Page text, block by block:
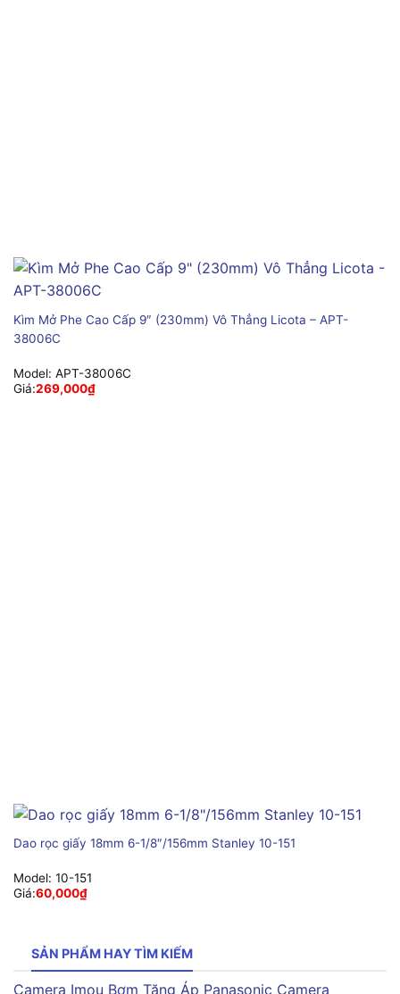
Kìm Mở Phe Cao Cấp 9″ (230mm) Vô Thẳng Licota – APT-
38006C
Model: APT-38006C
Giá:269,000₫
Dao rọc giấy 18mm 6-1/8″/156mm Stanley 10-151
Model: 10-151
Giá:60,000₫
SẢN PHẨM HAY TÌM KIẾM
Camera Imou Bơm Tăng Áp Panasonic Camera